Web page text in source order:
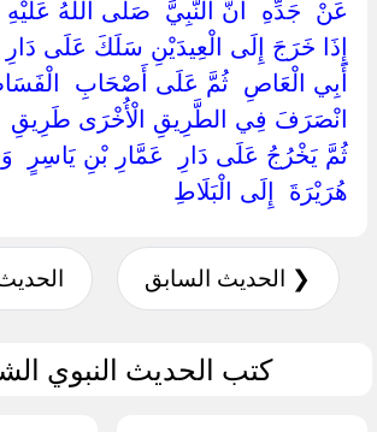
‏عَنْ ‏ ‏جَدِّهِ ‏ ‏أَنَّ النَّبِيَّ ‏ ‏صَلَّى اللَّهُ
‏إِذَا خَرَجَ إِلَى الْعِيدَيْنِ سَلَكَ عَلَى
أَبِي الْعَاصِ ‏ ‏ثُمَّ عَلَى أَصْحَابِ
انْصَرَفَ فِي الطَّرِيقِ الْأُخْرَى طَرِيقِ
‏ثُمَّ يَخْرُجُ عَلَى دَارِ ‏ ‏عَمَّارِ بْنِ يَاسِرٍ
هُرَيْرَةَ ‏ ‏إِلَى الْبَلَاطِ ‏
❮ الحديث السابق
كتب الحديث النبوي